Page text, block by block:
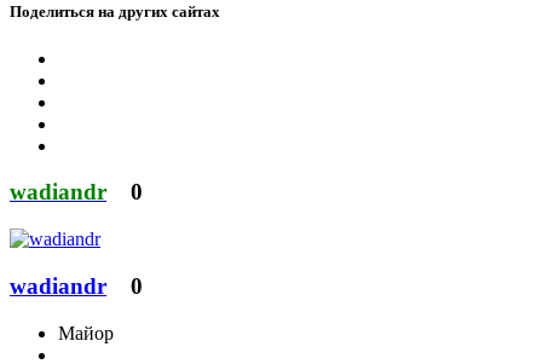
Поделиться на других сайтах
wadiandr 0
wadiandr 0
Майор